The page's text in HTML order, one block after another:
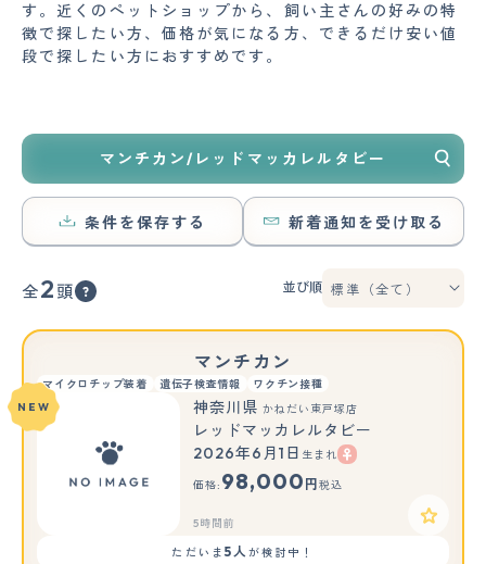
す。近くのペットショップから、飼い主さんの好みの特
徴で探したい方、価格が気になる方、できるだけ安い値
段で探したい方におすすめです。
マンチカン/レッドマッカレルタビー
条件を保存する 新着通知を受け取る
全2 頭 並び順
マンチカン
マイクロチップ装着 遺伝子検査情報
ワクチン接種
NEW
神奈川県 かねだい東戸塚店
レッドマッカレルタビー
2026年6月1日 生まれ
価格: 98,000 円 税込
5時間前
ただいま 5人が検討中！